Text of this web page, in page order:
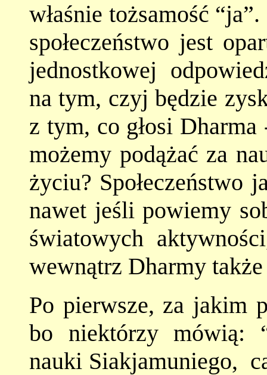
właśnie tożsamość
społeczeństwo jest
jednostkowej
na tym, czyj będzie
z tym, co głosi
możemy podążać za
życiu? Społeczeństwo
nawet jeśli powiemy
światowych
wewnątrz Dharmy
Po pierwsze, za jakim
bo niektórzy mówią:
nauki Siakjamuniego,